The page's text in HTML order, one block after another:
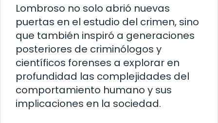
Lombroso no solo abrió nuevas
puertas en el estudio del crimen, sino
que también inspiró a generaciones
posteriores de criminólogos y
científicos forenses a explorar en
profundidad las complejidades del
comportamiento humano y sus
implicaciones en la sociedad.